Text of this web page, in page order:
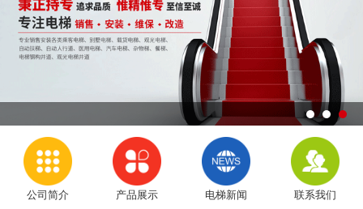
公司简介 产品展示 电梯新闻 联系我们